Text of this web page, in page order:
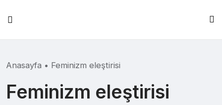
content
Anasayfa • Feminizm eleştirisi
Feminizm eleştirisi